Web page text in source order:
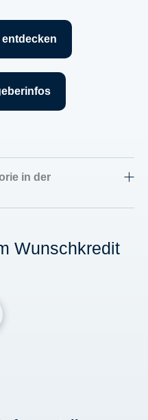
in der
Wunschkredit